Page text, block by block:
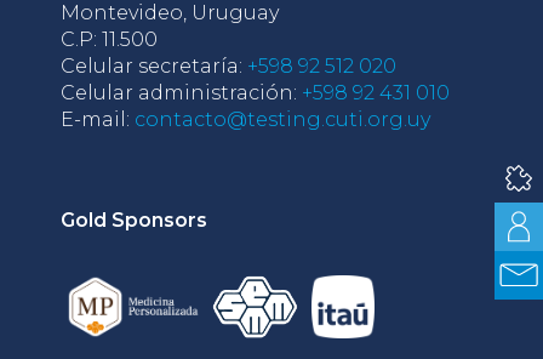
Montevideo, Uruguay
C.P: 11.500
Celular secretaría: +598 92 512 020
Celular administración: +598 92 431 010
E-mail: contacto@testing.cuti.org.uy
Gold Sponsors